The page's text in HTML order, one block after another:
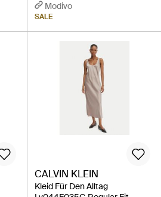
Modivo
SALE
CALVIN KLEIN
Kleid Für Den Alltag